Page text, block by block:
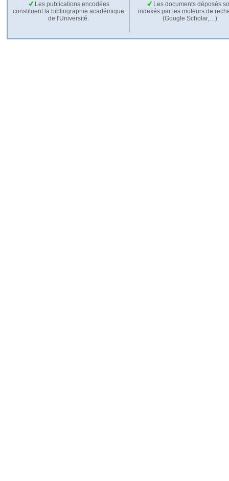
Les publications encodées
constituent la bibliographie académique
de l'Université.
Les documents déposés
indexés par les moteurs de
(Google Scholar,…).